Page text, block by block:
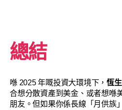
總結
喺 2025 年嘅投資大環境下，恆
合想分散資產到美金、或者想喺
朋友。但如果你係長線「月供族